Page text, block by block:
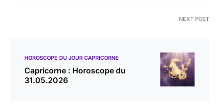
NEXT POST
HOROSCOPE DU JOUR CAPRICORNE
Capricorne : Horoscope du
31.05.2026